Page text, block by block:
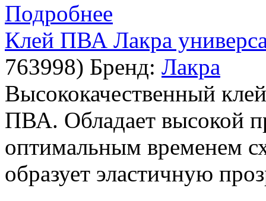
Подробнее
Клей ПВА Лакра
763998) Бренд: Лакра
Высококачественный
ПВА. Обладает высокой
оптимальным временем
образует эластичную